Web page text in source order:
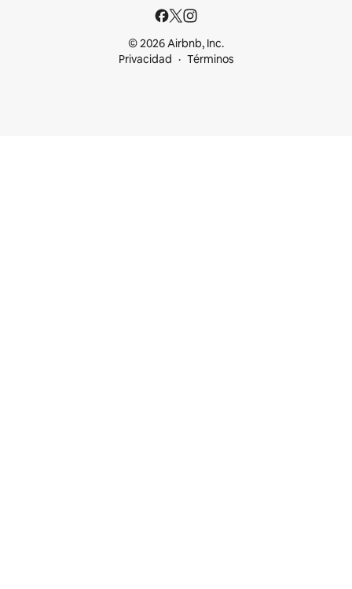
© 2026 Airbnb, Inc.
Privacidad
Términos